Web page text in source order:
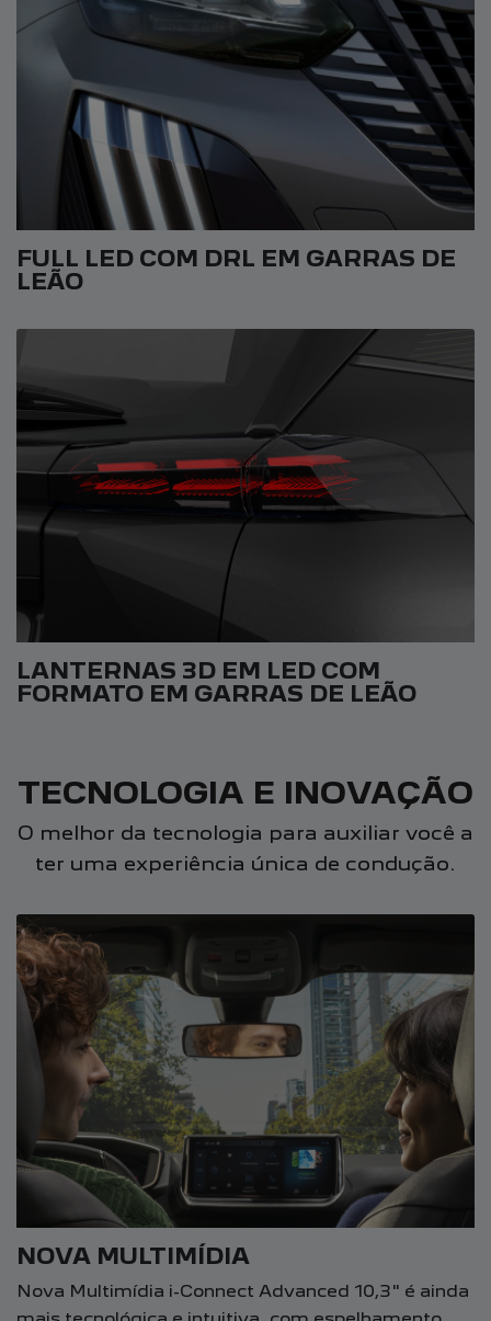
FULL LED COM DRL EM GARRAS DE
LEÃO
LANTERNAS 3D EM LED COM
FORMATO EM GARRAS DE LEÃO
TECNOLOGIA E INOVAÇÃO
O melhor da tecnologia para auxiliar você a
ter uma experiência única de condução.
NOVA MULTIMÍDIA
Nova Multimídia i-Connect Advanced 10,3" é ainda